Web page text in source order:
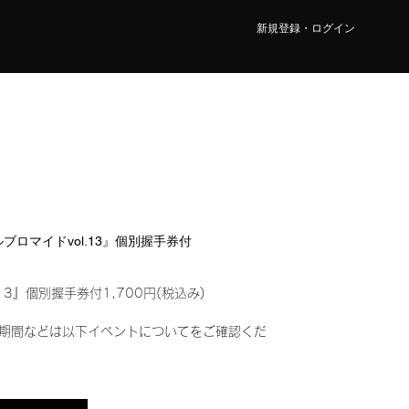
新規登録・ログイン
ロマイドvol.13』個別握手券付
』個別握手券付1,700円(税込み)
間などは以下イベントについてをご確認くだ